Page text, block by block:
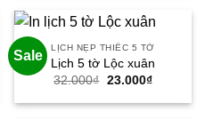
Sale
LỊCH NẸP THIẾC 5 TỜ
Lịch 5 tờ Lộc xuân
32.000₫ Giá
là:
23.000₫Giá
tại